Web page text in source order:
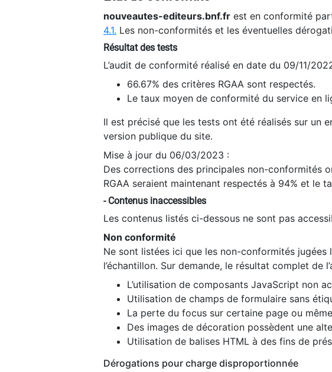
nouveautes-editeurs.bnf.fr est en conformité
4.1. Les non-conformités et les éventuelles
Résultat des tests
L’audit de conformité réalisé en date du 09/11/
66.67% des critères RGAA sont respectés.
Le taux moyen de conformité du service en
Il est précisé que les tests ont été réalisés sur un
version publique du site.
Mise à jour du 06/03/2023 :
Des corrections des principales non-conformités
RGAA seraient maintenant respectés à 94% et le
- Contenus inaccessibles
Les contenus listés ci-dessous ne sont pas
Non conformité
Ne sont listées ici que les non-conformités
l’échantillon. Sur demande, le résultat complet de
L’utilisation de composants JavaScript non
Utilisation de champs de formulaire sans
La perte du focus sur certaine page ou
Des images de décoration possèdent une
Utilisation de balises HTML à des fins de
Dérogations pour charge disproportionnée